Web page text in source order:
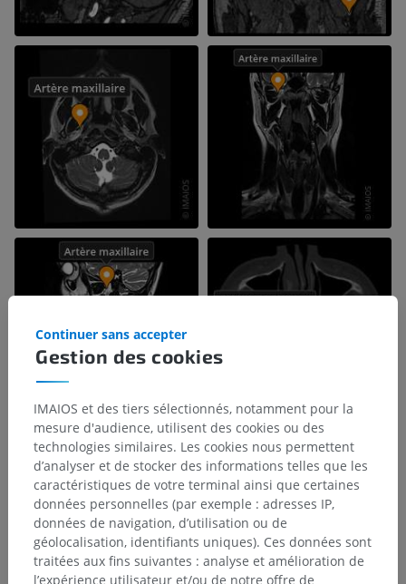
Gestion des cookies
Continuer sans accepter
IMAIOS et des tiers sélectionnés, notamment pour la
mesure d'audience, utilisent des cookies ou des
technologies similaires. Les cookies nous permettent
d’analyser et de stocker des informations telles que les
caractéristiques de votre terminal ainsi que certaines
données personnelles (par exemple : adresses IP,
données de navigation, d’utilisation ou de
géolocalisation, identifiants uniques). Ces données sont
traitées aux fins suivantes : analyse et amélioration de
l’expérience utilisateur et/ou de notre offre de